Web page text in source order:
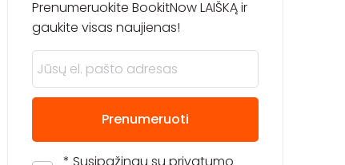
Prenumeruokite BookitNow LAIŠKĄ ir
gaukite visas naujienas!
Prenumeruoti